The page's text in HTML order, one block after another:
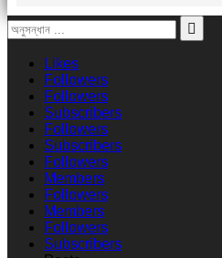
Likes
Followers
Followers
Subscribers
Followers
Subscribers
Followers
Members
Followers
Members
Followers
Subscribers